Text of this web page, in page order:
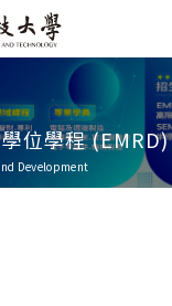
位學程 (EMRD)
Development